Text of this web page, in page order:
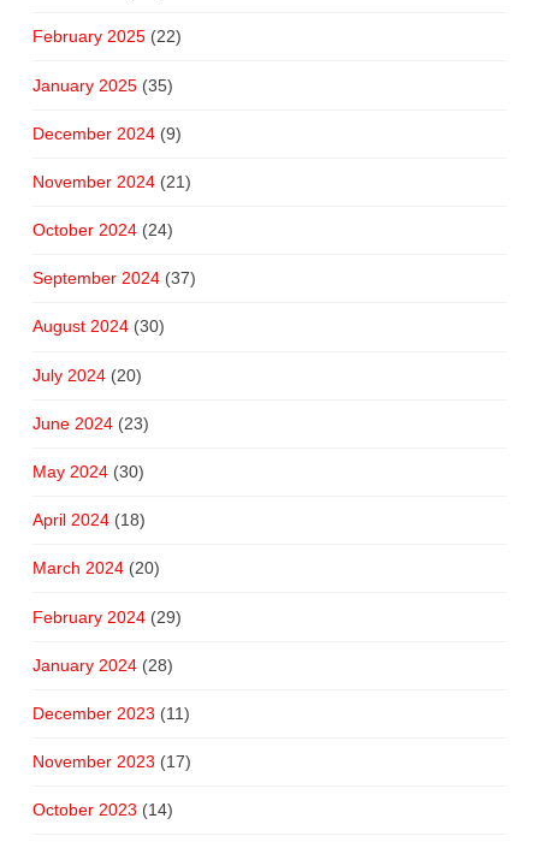
February 2025(22)
January 2025(35)
December 2024(9)
November 2024(21)
October 2024(24)
September 2024(37)
August 2024(30)
July 2024(20)
June 2024(23)
May 2024(30)
April 2024(18)
March 2024(20)
February 2024(29)
January 2024(28)
December 2023 (11)
November 2023 (17)
October 2023 (14)